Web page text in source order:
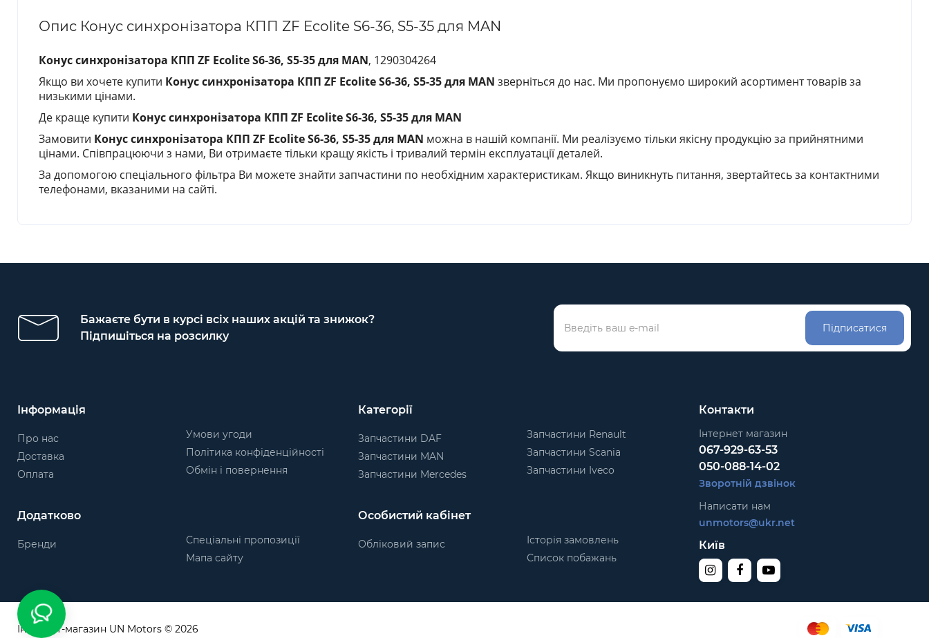
Опис Конус синхронізатора КПП ZF Ecolite S6-36, S5-35 для MAN
Конус синхронізатора КПП ZF Ecolite S6-36, S5-35 для MAN, 1290304264
Якщо ви хочете купити Конус синхронізатора КПП ZF Ecolite S6-36, S5-35 для MAN зверніться до нас. Ми пропонуємо широкий асортимент товарів за
низькими цінами.
Де краще купити Конус синхронізатора КПП ZF Ecolite S6-36, S5-35 для MAN
Замовити Конус синхронізатора КПП ZF Ecolite S6-36, S5-35 для MAN можна в нашій компанії. Ми реалізуємо тільки якісну продукцію за прийнятними
цінами. Співпрацюючи з нами, Ви отримаєте тільки кращу якість і тривалий термін експлуатації деталей.
За допомогою спеціального фільтра Ви можете знайти запчастини по необхідним характеристикам. Якщо виникнуть питання, звертайтесь за контактними
телефонами, вказаними на сайті.
Бажаєте бути в курсі всіх наших акцій та знижок?
Підпишіться на розсилку
Підписатися
Інформація
Про нас
Доставка
Оплата
Умови угоди
Політика конфіденційності
Обмін і повернення
Категорії
Запчастини DAF
Запчастини MAN
Запчастини Mercedes
Запчастини Renault
Запчастини Scania
Запчастини Iveco
Додатково
Бренди
Спеціальні пропозиції
Мапа сайту
Особистий кабінет
Обліковий запис
Історія замовлень
Список побажань
Контакти
Інтернет магазин
067-929-63-53
050-088-14-02
Зворотній дзвінок
Написати нам
unmotors@ukr.net
Київ
Інтернет-магазин UN Motors © 2026